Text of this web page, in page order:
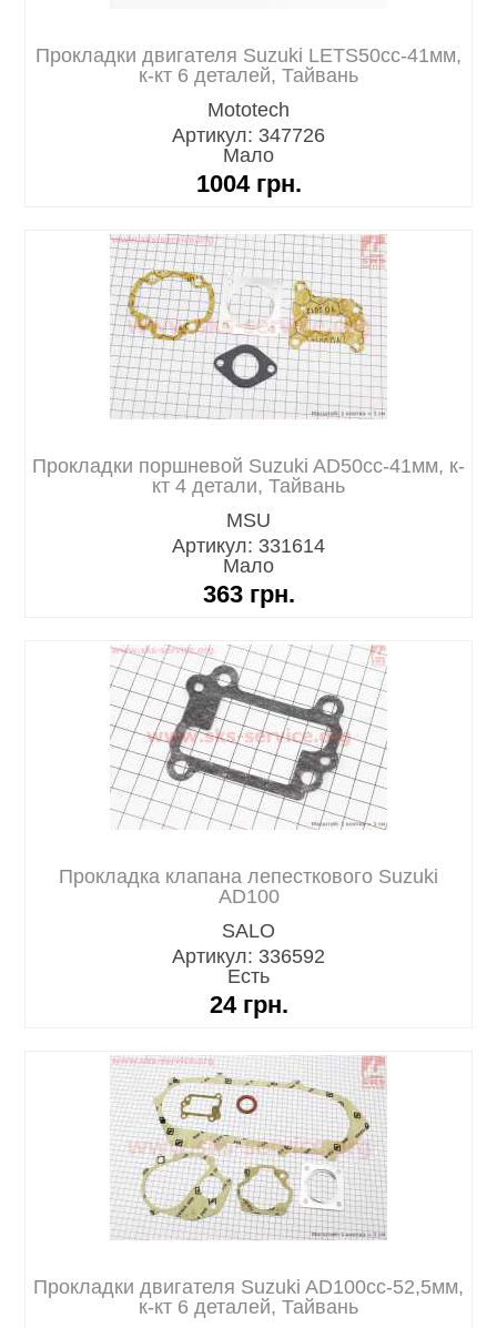
Прокладки двигателя Suzuki LETS50cc-41мм,
к-кт 6 деталей, Тайвань
Mototech
Артикул: 347726
Мало
1004 грн.
Прокладки поршневой Suzuki AD50cc-41мм, к-
кт 4 детали, Тайвань
MSU
Артикул: 331614
Мало
363 грн.
Прокладка клапана лепесткового Suzuki
AD100
SALO
Артикул: 336592
Есть
24 грн.
Прокладки двигателя Suzuki AD100cc-52,5мм,
к-кт 6 деталей, Тайвань